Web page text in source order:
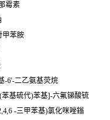
霉素
甲苯胺
-6'-二乙氨基荧烷
苯基硫代)苯基]-六氟锑酸锍
-三甲苯基)氯化咪唑鎓